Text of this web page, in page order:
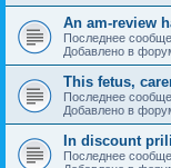
An am-review
Последнее
Добавлено в
This fetus,
Последнее
Добавлено в
In discount
Последнее